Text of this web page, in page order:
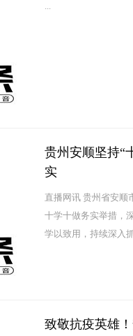
...
贵州安顺坚持“
实
直播网讯 贵州省安顺
十学十做务实举措，
学以致用，持续深入
致敬抗疫英雄